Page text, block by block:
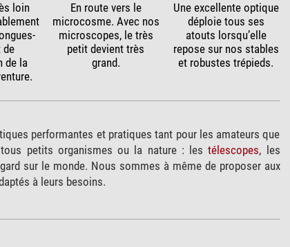
loin
de
de la
En route vers le
microcosme. Avec nos
microscopes, le très
petit devient très
grand.
Une excellente optique
déploie tous ses
atouts lorsqu’elle
repose sur nos stables
et robustes trépieds.
performantes et pratiques tant pour les amateurs que
tous petits organismes ou la nature : lestélescopes, les
sur le monde. Nous sommes à même de proposer aux
à leurs besoins.